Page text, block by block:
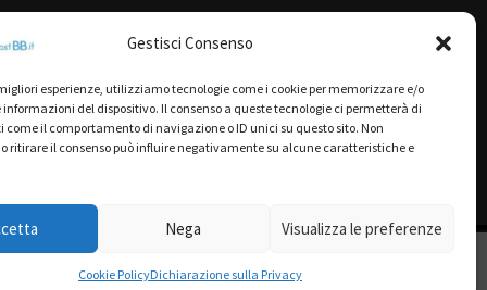
Gestisci Consenso
esperienze, utilizziamo tecnologie come i cookie per memorizzare e/o
informazioni del dispositivo. Il consenso a queste tecnologie ci permetterà di
come il comportamento di navigazione o ID unici su questo sito. Non
ritirare il consenso può influire negativamente su alcune caratteristiche e
Nega Visualizza le preferenze
Cookie PolicyDichiarazione sulla Privacy
Struttura
parziale o totale.
Privacy e Cookie Policy